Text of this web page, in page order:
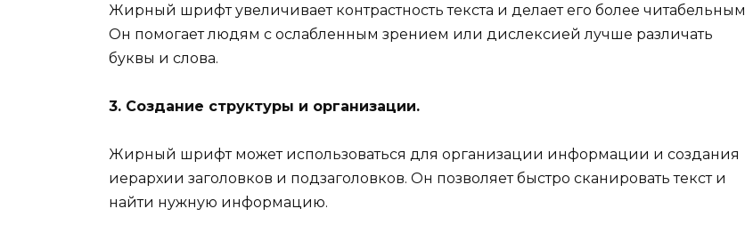
Жирный шрифт увеличивает контрастность текста и делает его более
Он помогает людям с ослабленным зрением или дислексией лучше различать
буквы и слова.
3. Создание структуры и организации.
Жирный шрифт может использоваться для организации информации и создания
иерархии заголовков и подзаголовков. Он позволяет быстро сканировать текст и
найти нужную информацию.